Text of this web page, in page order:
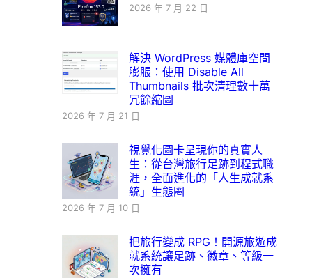
2026 年 7 月 22 日
解決 WordPress 媒體庫空間
膨脹：使用 Disable All
Thumbnails 批次清理數十萬
冗餘縮圖
2026 年 7 月 21 日
視覺化圖卡呈現你的真實人
生：從台灣旅行足跡到程式職
涯，全面進化的「人生成就系
統」生態圈
2026 年 7 月 10 日
把旅行變成 RPG！開源旅遊成
就系統讓足跡、徽章、等級一
次擁有